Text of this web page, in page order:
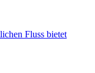
Fluss bietet